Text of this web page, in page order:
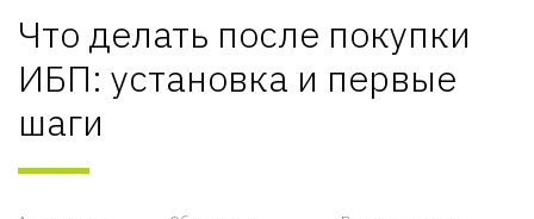
Что делать после покупки
ИБП: установка и первые
шаги